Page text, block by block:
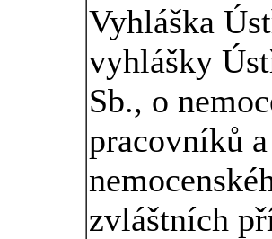
Vyhláška
vyhlášky
Sb., o
pracovníků
zvláštních